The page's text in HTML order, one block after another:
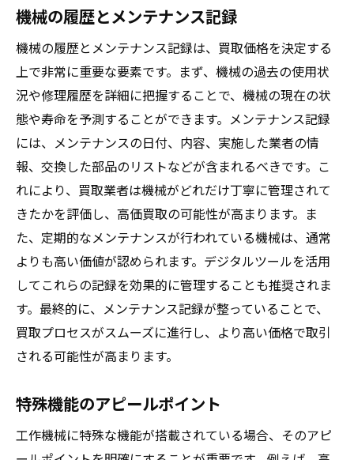
機械の履歴とメンテナンス記録
機械の履歴とメンテナンス記録は、買取価格を決定する
上で非常に重要な要素です。まず、機械の過去の使用状
況や修理履歴を詳細に把握することで、機械の現在の状
態や寿命を予測することができます。メンテナンス記録
には、メンテナンスの日付、内容、実施した業者の情
報、交換した部品のリストなどが含まれるべきです。こ
れにより、買取業者は機械がどれだけ丁寧に管理されて
きたかを評価し、高価買取の可能性が高まります。ま
た、定期的なメンテナンスが行われている機械は、通常
よりも高い価値が認められます。デジタルツールを活用
してこれらの記録を効果的に管理することも推奨されま
す。最終的に、メンテナンス記録が整っていることで、
買取プロセスがスムーズに進行し、より高い価格で取引
される可能性が高まります。
特殊機能のアピールポイント
工作機械に特殊な機能が搭載されている場合、そのアピ